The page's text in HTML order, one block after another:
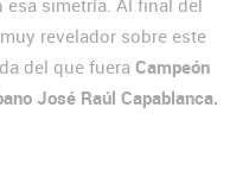
esa simetría. Al final del
revelador sobre este
del que fuera Campeón
José Raúl Capablanca.